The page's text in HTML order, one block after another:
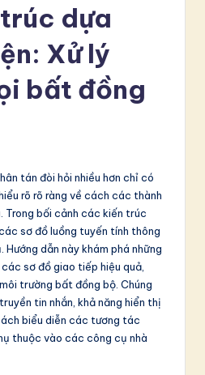
dựa
Xử lý
bất đồng
tán đòi hỏi nhiều hơn chỉ có
rõ rõ ràng về cách các thành
Trong bối cảnh các kiến trúc
sơ đồ luồng tuyến tính thông
dẫn này khám phá những
sơ đồ giao tiếp hiệu quả,
trường bất đồng bộ. Chúng
tin nhắn, khả năng hiển thị
biểu diễn các tương tác
thuộc vào các công cụ nhà